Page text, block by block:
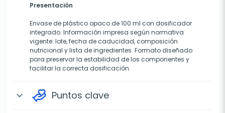
Presentación
Envase de plástico opaco de 100 ml con dosificador
integrado. Información impresa según normativa
vigente: lote, fecha de caducidad, composición
nutricional y lista de ingredientes. Formato diseñado
para preservar la estabilidad de los componentes y
facilitar la correcta dosificación.
expand_more Puntos clave